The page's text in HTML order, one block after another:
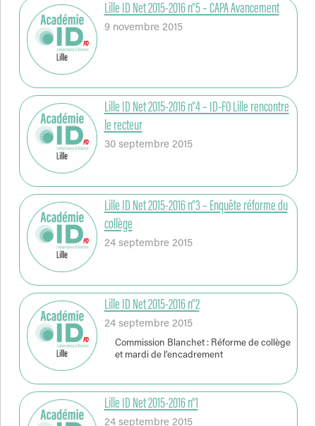
Lille ID Net 2015-2016 n°5 – CAPA Avancement
9 novembre 2015
Lille ID Net 2015-2016 n°4 – ID-FO Lille rencontre
le recteur
30 septembre 2015
Lille ID Net 2015-2016 n°3 – Enquête réforme du
collège
24 septembre 2015
Lille ID Net 2015-2016 n°2
24 septembre 2015
Commission Blanchet : Réforme de collège
et mardi de l’encadrement
Lille ID Net 2015-2016 n°1
24 septembre 2015